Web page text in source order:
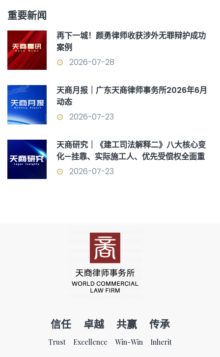
重要新闻
再下一城！颜勇律师收获涉外无罪辩护成功
案例
2026-07-28
天商月报｜广东天商律师事务所2026年6月
动态
2026-07-23
天商研究｜《建工司法解释二》八大核心变
化—挂靠、实际施工人、优先受偿权全面重
构
2026-07-23
信任 卓越 共赢 传承
Trust Excellence Win-Win Inherit